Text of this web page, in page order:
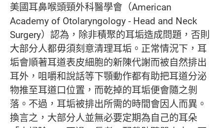
美國耳鼻喉頭頸外科醫學會（American
Academy of Otolaryngology - Head and Neck
Surgery）認為，除非積聚的耳垢造成問題，否則
大部分人都毋須刻意清理耳垢。正常情況下，耳
垢會順著耳道表皮細胞的新陳代謝而被自然排出
耳外，咀嚼和說話等下顎動作都有助把耳道分泌
物推至耳道口位置，而乾掉的耳垢便會隨之剝
落。不過，耳垢被排出所需的時間會因人而異。
換言之，大部分人並無必要定期為自己的耳朵